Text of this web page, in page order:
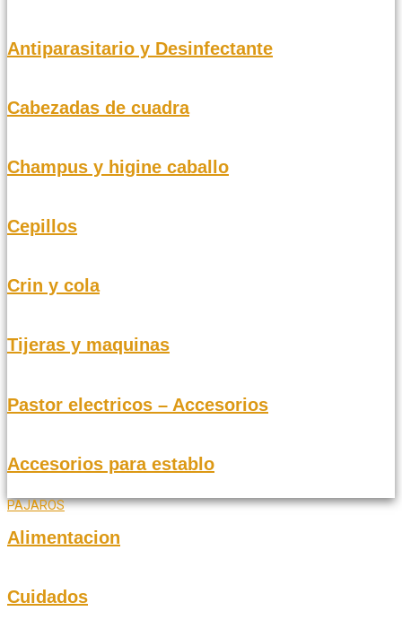
Antiparasitario y Desinfectante
Cabezadas de cuadra
Champus y higine caballo
Cepillos
Crin y cola
Tijeras y maquinas
Pastor electricos – Accesorios
Accesorios para establo
PAJAROS
Alimentacion
Cuidados